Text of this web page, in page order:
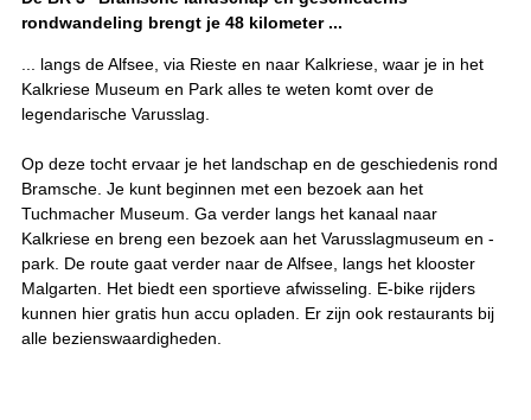
rondwandeling brengt je 48 kilometer ...
... langs de Alfsee, via Rieste en naar Kalkriese, waar je in het
Kalkriese Museum en Park alles te weten komt over de
legendarische Varusslag.
Op deze tocht ervaar je het landschap en de geschiedenis rond
Bramsche. Je kunt beginnen met een bezoek aan het
Tuchmacher Museum. Ga verder langs het kanaal naar
Kalkriese en breng een bezoek aan het Varusslagmuseum en -
park. De route gaat verder naar de Alfsee, langs het klooster
Malgarten. Het biedt een sportieve afwisseling. E-bike rijders
kunnen hier gratis hun accu opladen. Er zijn ook restaurants bij
alle bezienswaardigheden.